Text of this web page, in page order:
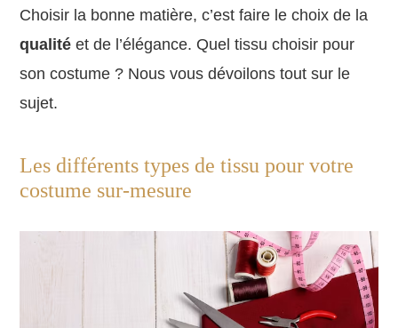
Choisir la bonne matière, c’est faire le choix de la
qualitéet de l’élégance. Quel tissu choisir pour
son costume ? Nous vous dévoilons tout sur le
sujet.
Les différents types de tissu pour votre
costume sur-mesure